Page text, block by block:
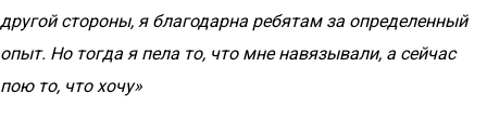
другой стороны, я благодарна ребятам за определенный
опыт. Но тогда я пела то, что мне навязывали, а сейчас
пою то, что хочу»